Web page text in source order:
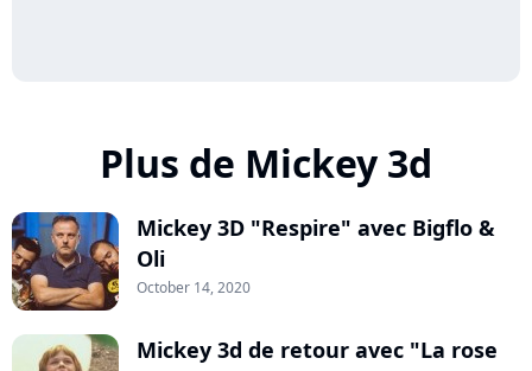
Plus de Mickey 3d
Mickey 3D "Respire" avec Bigflo &
Oli
October 14, 2020
Mickey 3d de retour avec "La rose